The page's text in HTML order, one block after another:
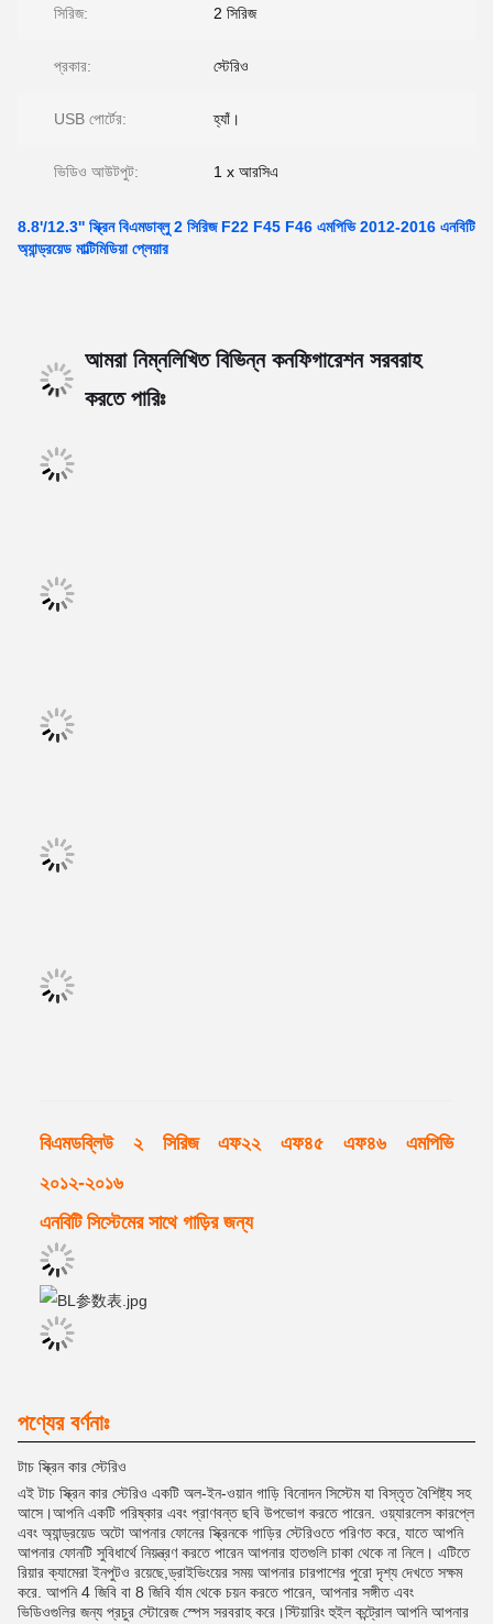
সিরিজ: 2 সিরিজ
প্রকার: স্টেরিও
USB পোর্টের: হ্যাঁ।
ভিডিও আউটপুট: 1 x আরসিএ
8.8'/12.3'' স্ক্রিন বিএমডাব্লু 2 সিরিজ F22 F45 F46 এমপিভি 2012-2016 এনবিটি
অ্যান্ড্রয়েড মাল্টিমিডিয়া প্লেয়ার
আমরা নিম্নলিখিত বিভিন্ন কনফিগারেশন সরবরাহ
করতে পারিঃ
বিএমডব্লিউ ২ সিরিজ এফ২২ এফ৪৫ এফ৪৬ এমপিভি
২০১২-২০১৬
এনবিটি সিস্টেমের সাথে গাড়ির জন্য
পণ্যের বর্ণনাঃ
টাচ স্ক্রিন কার স্টেরিও
এই টাচ স্ক্রিন কার স্টেরিও একটি অল-ইন-ওয়ান গাড়ি বিনোদন সিস্টেম যা বিস্তৃত বৈশিষ্ট্য সহ
আসে।আপনি একটি পরিষ্কার এবং প্রাণবন্ত ছবি উপভোগ করতে পারেন. ওয়্যারলেস কারপ্লে
এবং অ্যান্ড্রয়েড অটো আপনার ফোনের স্ক্রিনকে গাড়ির স্টেরিওতে পরিণত করে, যাতে আপনি
আপনার ফোনটি সুবিধার্থে নিয়ন্ত্রণ করতে পারেন আপনার হাতগুলি চাকা থেকে না নিলে। এটিতে
রিয়ার ক্যামেরা ইনপুটও রয়েছে,ড্রাইভিংয়ের সময় আপনার চারপাশের পুরো দৃশ্য দেখতে সক্ষম
করে. আপনি 4 জিবি বা 8 জিবি র্যাম থেকে চয়ন করতে পারেন, আপনার সঙ্গীত এবং
ভিডিওগুলির জন্য প্রচুর স্টোরেজ স্পেস সরবরাহ করে।স্টিয়ারিং হুইল কন্ট্রোল আপনি আপনার